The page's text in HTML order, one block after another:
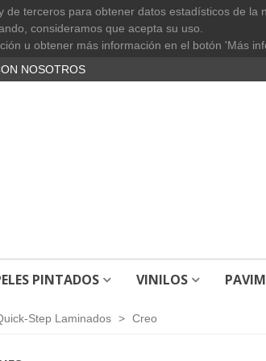
de terceros para obtener datos estadísticos de
consideramos que acepta su uso.
u obtener más información en el botón 'Más
NOSOTROS
PINTADOS VINILOS
Step Laminados > Creo